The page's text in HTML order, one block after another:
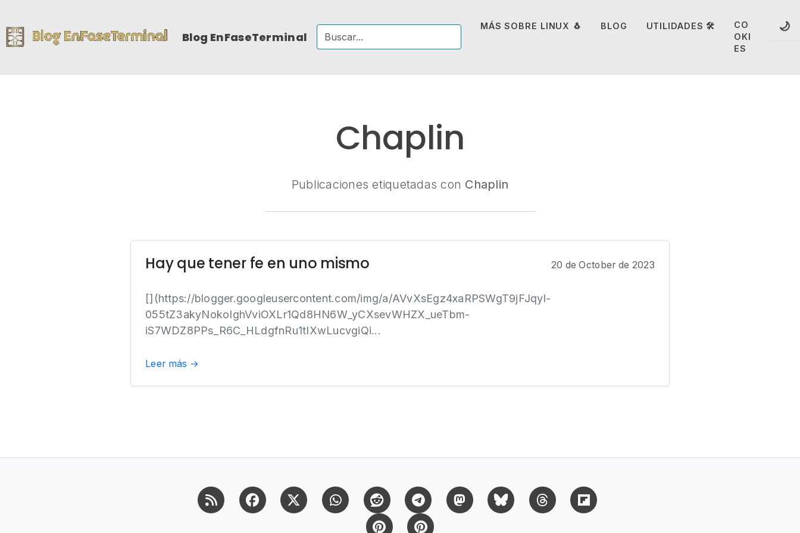
Blog EnFaseTerminal
MÁS SOBRE LINUX 🐧 BLOG UTILIDADES 🛠️
CO
OKI
ES
🌙
Chaplin
Publicaciones etiquetadas con Chaplin
Hay que tener fe en uno mismo 20 de October de 2023
[](https://blogger.googleusercontent.com/img/a/AVvXsEgz4xaRPSWgT9jFJqyl-
055tZ3akyNokoIghVviOXLr1Qd8HN6W_yCXsevWHZX_ueTbm-
iS7WDZ8PPs_R6C_HLdgfnRu1tIXwLucvgiQi...
Leer más →
RSS FacebookX (Twitter)WhatsappReddit Telegram MastodonBluesky Threads
Pinterest